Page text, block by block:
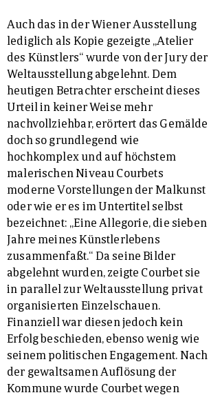
Auch das in der Wiener Ausstellung
lediglich als Kopie gezeigte „Atelier
des Künstlers“ wurde von der Jury der
Weltausstellung abgelehnt. Dem
heutigen Betrachter erscheint dieses
Urteil in keiner Weise mehr
nachvollziehbar, erörtert das Gemälde
doch so grundlegend wie
hochkomplex und auf höchstem
malerischen Niveau Courbets
moderne Vorstellungen der Malkunst
oder wie er es im Untertitel selbst
bezeichnet: „Eine Allegorie, die sieben
Jahre meines Künstlerlebens
zusammenfaßt.“ Da seine Bilder
abgelehnt wurden, zeigte Courbet sie
in parallel zur Weltausstellung privat
organisierten Einzelschauen.
Finanziell war diesen jedoch kein
Erfolg beschieden, ebenso wenig wie
seinem politischen Engagement. Nach
der gewaltsamen Auflösung der
Kommune wurde Courbet wegen